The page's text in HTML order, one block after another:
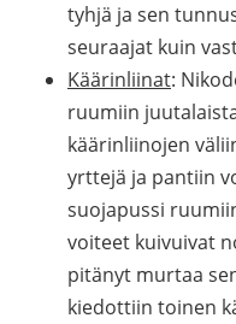
tyhjä ja sen
seuraajat kuin
Käärinliinat:
ruumiin
käärinliinojen
yrttejä ja pantiin
suojapussi
voiteet kuivuivat
pitänyt murtaa
kiedottiin toinen